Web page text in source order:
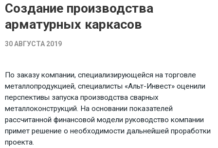
Создание производства
арматурных каркасов
30 АВГУСТА 2019
По заказу компании, специализирующейся на торговле
металлопродукцией, специалисты «Альт-Инвест» оценили
перспективы запуска производства сварных
металлоконструкций. На основании показателей
рассчитанной финансовой модели руководство компании
примет решение о необходимости дальнейшей проработки
проекта.